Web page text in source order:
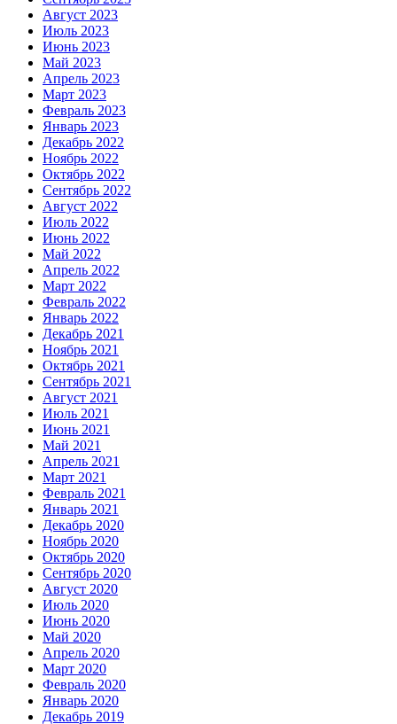
Август 2023
Июль 2023
Июнь 2023
Май 2023
Апрель 2023
Март 2023
Февраль 2023
Январь 2023
Декабрь 2022
Ноябрь 2022
Октябрь 2022
Сентябрь 2022
Август 2022
Июль 2022
Июнь 2022
Май 2022
Апрель 2022
Март 2022
Февраль 2022
Январь 2022
Декабрь 2021
Ноябрь 2021
Октябрь 2021
Сентябрь 2021
Август 2021
Июль 2021
Июнь 2021
Май 2021
Апрель 2021
Март 2021
Февраль 2021
Январь 2021
Декабрь 2020
Ноябрь 2020
Октябрь 2020
Сентябрь 2020
Август 2020
Июль 2020
Июнь 2020
Май 2020
Апрель 2020
Март 2020
Февраль 2020
Январь 2020
Декабрь 2019